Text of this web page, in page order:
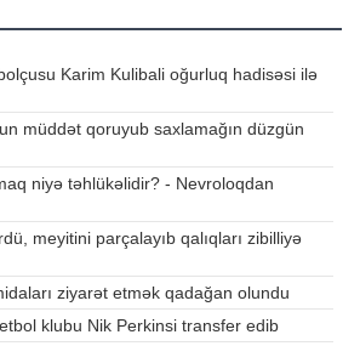
Karim Kulibali oğurluq hadisəsi ilə
müddət qoruyub saxlamağın düzgün
niyə təhlükəlidir? - Nevroloqdan
meyitini parçalayıb qalıqları zibilliyə
ziyarət etmək qadağan olundu
klubu Nik Perkinsi transfer edib